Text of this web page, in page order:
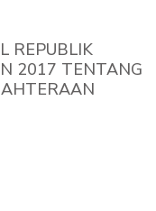
REPUBLIK
2017 TENTANG